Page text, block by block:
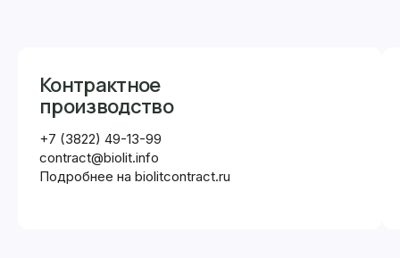
Контрактное
производство
+7 (3822) 49-13-99
contract@biolit.info
Подробнее на biolitcontract.ru